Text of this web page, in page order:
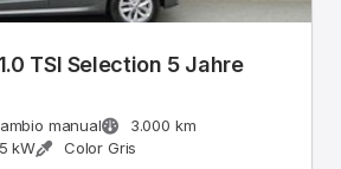
TSI Selection 5 Jahre
manual
3.000 km
kW Color Gris